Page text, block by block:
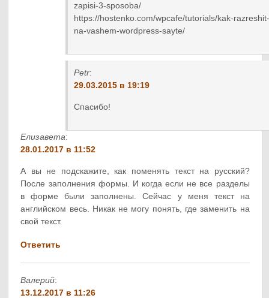
zapisi-3-sposoba/
https://hostenko.com/wpcafe/tutorials/kak-
na-vashem-wordpress-sayte/
Petr:
29.03.2015 в 19:19
Спасибо!
Елизавета:
28.01.2017 в 11:52
А вы не подскажите, как поменять текст на русский?
После заполнения формы. И когда если не все разделы
в форме были заполнены. Сейчас у меня текст на
английском весь. Никак не могу понять, где заменить на
свой текст.
Ответить
Валерий:
13.12.2017 в 11:26